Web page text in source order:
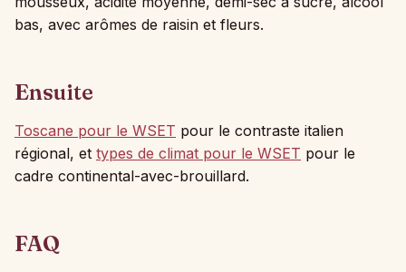
bas, avec arômes de raisin et fleurs.
Ensuite
Toscane pour le WSET pour le contraste italien
régional, et types de climat pour le WSET pour le
cadre continental-avec-brouillard.
FAQ